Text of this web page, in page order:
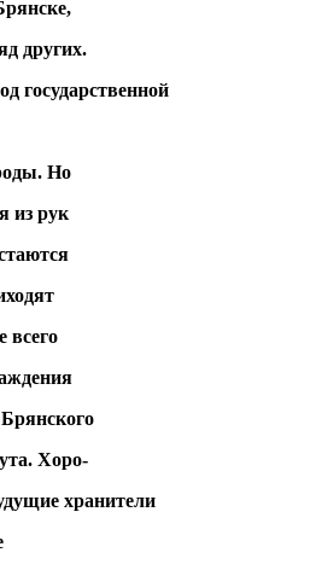
других.
государственной
Но
из рук
всего
Хоро-
хранители